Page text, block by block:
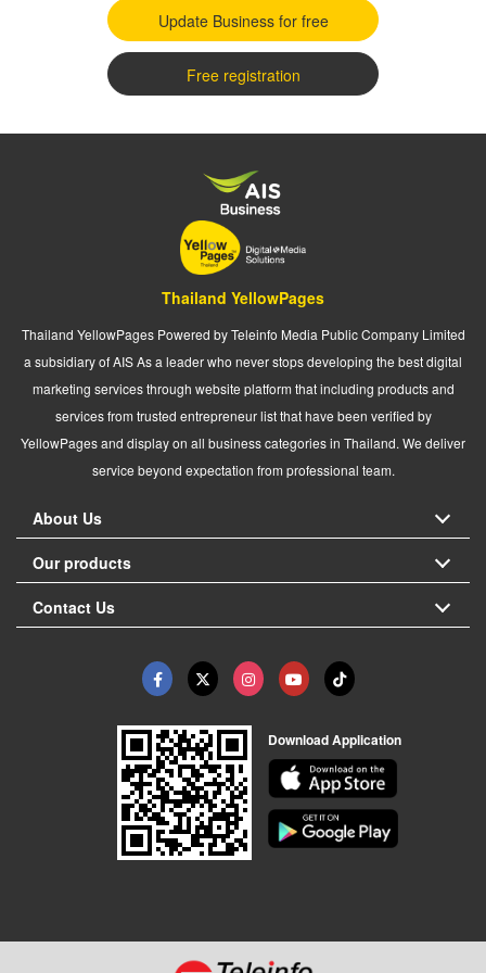
Update Business for free
Free registration
Thailand YellowPages
Thailand YellowPages Powered by Teleinfo Media Public Company Limited
a subsidiary of AIS As a leader who never stops developing the best digital
marketing services through website platform that including products and
services from trusted entrepreneur list that have been verified by
YellowPages and display on all business categories in Thailand. We deliver
service beyond expectation from professional team.
About Us
Our products
Contact Us
Download Application